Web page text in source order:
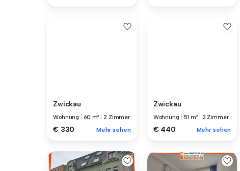
Zwickau
Wohnung 60 m² |2 Zimmer
€ 330 Mehr sehen
Zwickau
Wohnung 51 m² 2 Zimmer
€ 440 Mehr sehen